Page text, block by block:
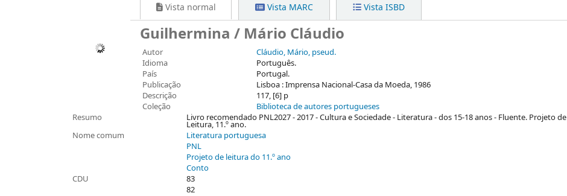
Vista normal Vista MARC Vista ISBD
Guilhermina / Mário Cláudio
Autor
Cláudio, Mário, pseud.
Idioma
Português.
País
Portugal.
Publicação
Lisboa : Imprensa Nacional-Casa da Moeda, 1986
Descrição
117, [6] p
Coleção
Biblioteca de autores portugueses
Resumo
Livro recomendado PNL2027 - 2017 - Cultura e Sociedade - Literatura - dos 15-18 anos - Fluente. Projeto de
Leitura, 11.º ano.
Nome comum
Literatura portuguesa
PNL
Projeto de leitura do 11.º ano
Conto
CDU
83
82